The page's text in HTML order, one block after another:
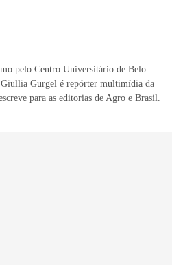
pelo Centro Universitário de Belo
Gurgel é repórter multimídia da
para as editorias de Agro e Brasil.